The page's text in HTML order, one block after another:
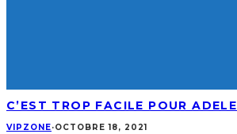
C’EST TROP FACILE POUR ADELE
VIPZONE·OCTOBRE 18, 2021